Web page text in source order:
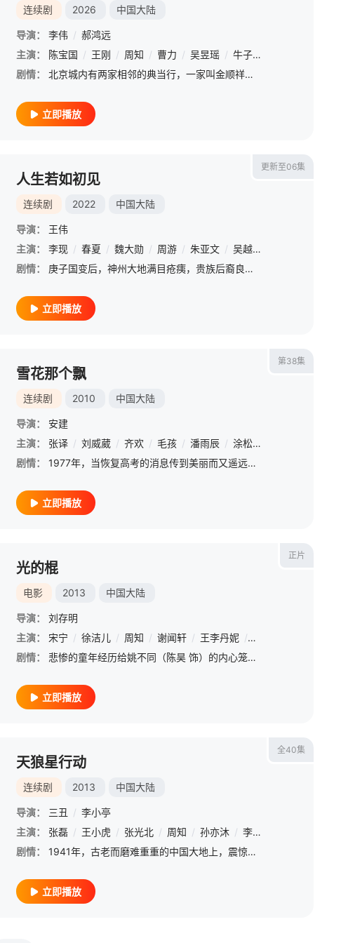
李洪涛 / 黄曼 张喜前 / 李宝安 / 朱辉 / 刘涛 / 刘凯
连续剧 2026 中国大陆
导演： 李伟 / 郝鸿远
主演：
陈宝国 / 王刚 / 周知 / 曹力 / 吴昱瑶 / 牛子藩
剧情：
北京城内有两家相邻的典当行，一家叫金顺祥，一家叫银汇通。两家典当行的行长金鑫（陈宝国 饰）和阴通山（王刚 饰）是同门师兄弟。金鑫号称“金一眼”，以鉴定文玩字画从不打眼闻名圈内外，在商业竞争上，金顺祥屡
立即播放
彭博 邹德江 / 祖峰 / 靳东 / 丁柳元 / 丁勇岱 / 蔡明凯
更新至06集
人生若如初见
连续剧 2022 中国大陆
导演：
王伟
主演：
李现 / 春夏 / 魏大勋 / 周游 / 朱亚文 / 吴越 /
剧情：
庚子国变后，神州大地满目疮痍，贵族后裔良乡、革命党人杨凯之、北洋武卫右军李人骏等成为最早一批赴日本士官学校留学深造的中国青年，他们与早期革命者俞天白、逃婚女青年秋红相遇，从此五个人的命运被大时代编织在
立即播放
第38集
雪花那个飘
连续剧 2010 中国大陆
导演：
安建
主演：
张译 / 刘威葳 / 齐欢 / 毛孩 / 潘雨辰 / 涂松岩
剧情：
1977年，当恢复高考的消息传到美丽而又遥远的凤凰屯时，整座村庄都沸腾了。从插队的知青到村里的柴火妞，大家都跃跃欲试，想用知识改变自己的命运。知青赵长天（张译 饰）和村姑刘翠翠（潘雨辰 饰）便是众多凤
立即播放
正片
光的棍
电影 2013 中国大陆
导演：
刘存明
主演：
宋宁 / 徐洁儿 / 周知 / 谢闻轩 / 王李丹妮 / 陈佳佳
剧情：
悲惨的童年经历给姚不同（陈昊 饰）的内心笼罩上了挥之不去的阴影，因为这阴影，即便已经长大成人，姚不同依旧无法自然的面对异性，他的感情生活也因此至今仍旧一片空白。一次偶然中，姚不同与名叫欣小然（周知 饰
立即播放
句号 / 徐帆 / 刘惠 / 郭达 / 郭冬临 / 冯巩 / 李嘉存 / 刘小梅
全40集
天狼星行动
连续剧 2013 中国大陆
导演： 三丑 / 李小亭
主演：
张磊 / 王小虎 / 张光北 / 周知 / 孙亦沐 / 李诚儒
剧情：
1941年，古老而磨难重重的中国大地上，震惊世界的百团大战刚刚落下帷幕，丧心病狂的侵略者便迅速掀起大规模扫荡。一时间风声鹤唳，中华民族到了生死存亡的关键时刻。为应对敌人冷血无情的攻势，我方高层决定开展
立即播放